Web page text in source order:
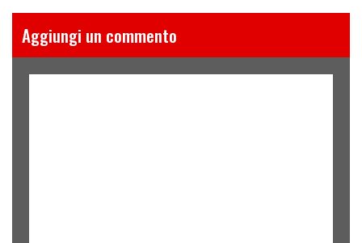
Aggiungi un commento